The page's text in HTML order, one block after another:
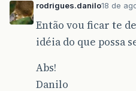
rodrigues.danilo18 de
Então vou ficar te
idéia do que possa
Abs!
Danilo